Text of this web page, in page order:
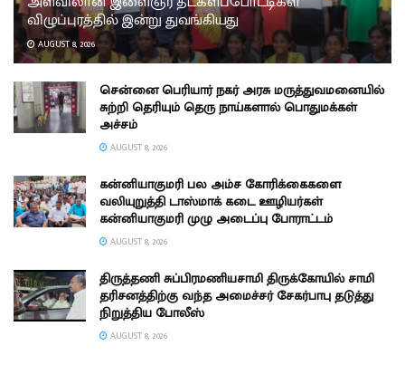
விழுப்புரத்தில் இன்று துவங்கியது
AUGUST 8, 2026
சென்னை பெரியார் நகர் அரசு மருத்துவமனையில்
சுற்றி தெரியும் தெரு நாய்களால் பொதுமக்கள்
அச்சம்
AUGUST 8, 2026
கன்னியாகுமரி பல அம்ச கோரிக்கைகளை
வலியுறுத்தி டாஸ்மாக் கடை ஊழியர்கள்
கன்னியாகுமரி முழு அடைப்பு போராட்டம்
AUGUST 8, 2026
திருத்தணி சுப்பிரமணியசாமி திருக்கோயில் சாமி
தரிசனத்திற்கு வந்த அமைச்சர் சேகர்பாபு தடுத்து
நிறுத்திய போலீஸ்
AUGUST 8, 2026